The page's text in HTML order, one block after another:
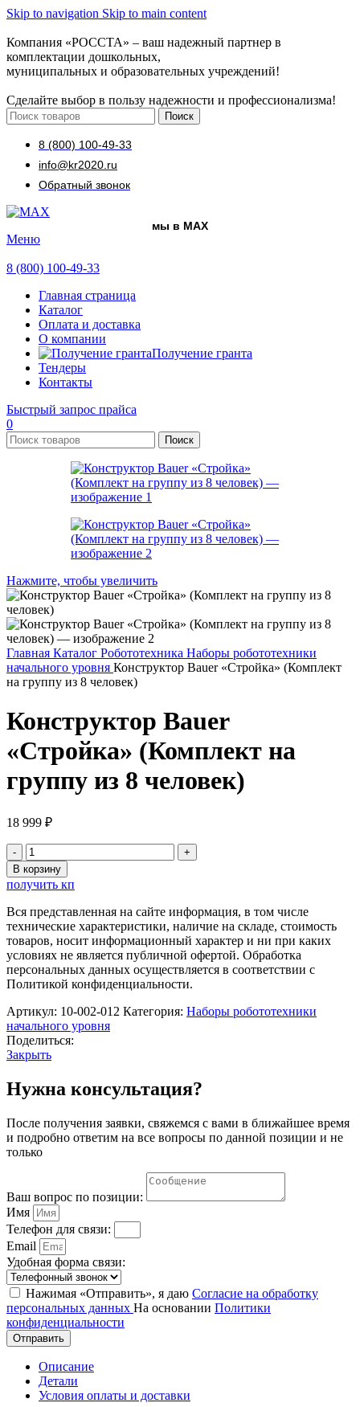
Skip to navigation Skip to main content
Компания «РОССТА» – ваш надежный партнер в
комплектации дошкольных,
муниципальных и образовательных учреждений!
Сделайте выбор в пользу надежности и профессионализма!
Поиск
8 (800) 100-49-33
info@kr2020.ru
Обратный звонок
мы в MAX
Меню
8 (800) 100-49-33
Главная страница
Каталог
Оплата и доставка
О компании
Получение гранта
Тендеры
Контакты
Быстрый запрос прайса
0
Поиск
Нажмите, чтобы увеличить
Главная Каталог Робототехника Наборы робототехники
начального уровня Конструктор Bauer «Стройка» (Комплект
на группу из 8 человек)
Конструктор Bauer
«Стройка» (Комплект на
группу из 8 человек)
18 999 ₽
Количество
товара
Конструктор
Bauer
«Стройка»
(Комплект
на
группу
из
8
В корзину
получить кп
Вся представленная на сайте информация, в том числе
технические характеристики, наличие на складе, стоимость
товаров, носит информационный характер и ни при каких
условиях не является публичной офертой. Обработка
персональных данных осуществляется в соответствии с
Политикой конфиденциальности.
Артикул: 10-002-012 Категория: Наборы робототехники
начального уровня
Поделиться:
Закрыть
Нужна консультация?
После получения заявки, свяжемся с вами в ближайшее время
и подробно ответим на все вопросы по данной позиции и не
только
Ваш вопрос по позиции:
Имя
Телефон для связи:
Email
Удобная форма связи:
Нажимая «Отправить», я даю Согласие на обработку
персональных данных На основании Политики
конфиденциальности
Отправить
Описание
Детали
Условия оплаты и доставки